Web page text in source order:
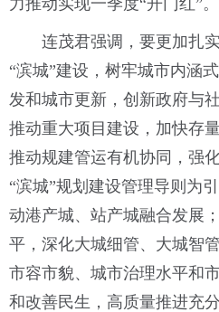
连茂君强调，要更加扎
“滨城”建设，树牢城市内涵
发和城市更新，创新政府与
推动重大项目建设，加快存
推动规建管运有机协同，强
“滨城”规划建设管理导则为
动港产城、站产城融合发展
平，深化大城细管、大城智
市容市貌、城市治理水平和
和改善民生，高质量推进充